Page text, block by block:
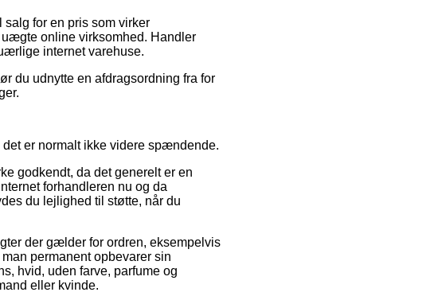
for en pris som virker
online virksomhed. Handler
internet varehuse.
du udnytte en afdragsordning fra for
er normalt ikke videre spændende.
godkendt, da det generelt er en
forhandleren nu og da
du lejlighed til støtte, når du
der gælder for ordren, eksempelvis
permanent opbevarer sin
hvid, uden farve, parfume og
eller kvinde.